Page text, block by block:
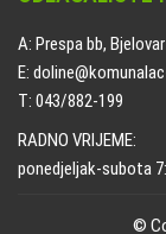
A: Prespa bb, Bjelovar
E:
T: 043/882-199
RADNO VRIJEME:
ponedjeljak-subota
©